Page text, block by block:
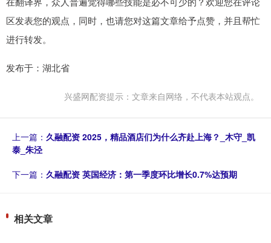
区发表您的观点，同时，也请您对这篇文章给予点赞，并且帮忙
进行转发。
发布于：湖北省
兴盛网配资提示：文章来自网络，不代表本站观点。
上一篇： 久融配资 2025，精品酒店们为什么齐赴上海？_木守_凯
泰_朱泾
下一篇： 久融配资 英国经济：第一季度环比增长0.7%达预期
相关文章